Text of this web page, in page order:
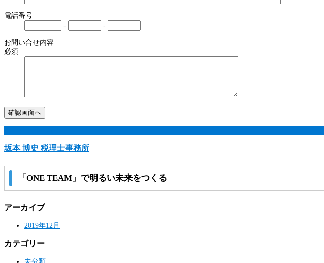
電話番号
-
-
お問い合せ内容
必須
坂本 博史 税理士事務所
「ONE TEAM」で明るい未来をつくる
アーカイブ
2019年12月
カテゴリー